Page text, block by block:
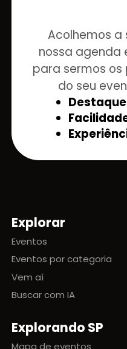
Acolhemos
nossa agenda
para sermos
do seu
Mapa do site
Explorar
Eventos
Eventos por categoria
Vem aí
Buscar com IA
Explorando SP
Mapa de eventos